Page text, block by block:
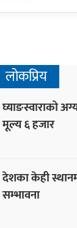
लोकप्रिय
घ्याङस्वाराको
मूल्य ६ हजार
देशका केही
सम्भावना